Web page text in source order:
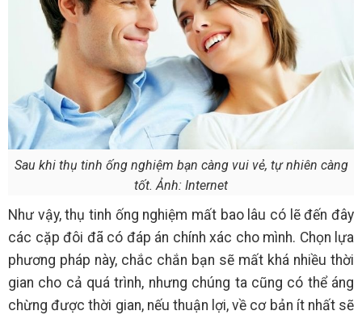
Sau khi thụ tinh ống nghiệm bạn càng vui vẻ, tự nhiên càng
tốt. Ảnh: Internet
Như vậy, thụ tinh ống nghiệm mất bao lâu có lẽ đến đây
các cặp đôi đã có đáp án chính xác cho mình. Chọn lựa
phương pháp này, chắc chắn bạn sẽ mất khá nhiều thời
gian cho cả quá trình, nhưng chúng ta cũng có thể áng
chừng được thời gian, nếu thuận lợi, về cơ bản ít nhất sẽ